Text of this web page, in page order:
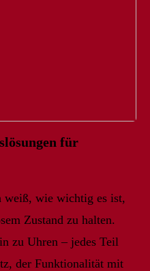
für
weiß, wie wichtig es ist,
Zustand zu halten.
zu Uhren – jedes Teil
der Funktionalität mit